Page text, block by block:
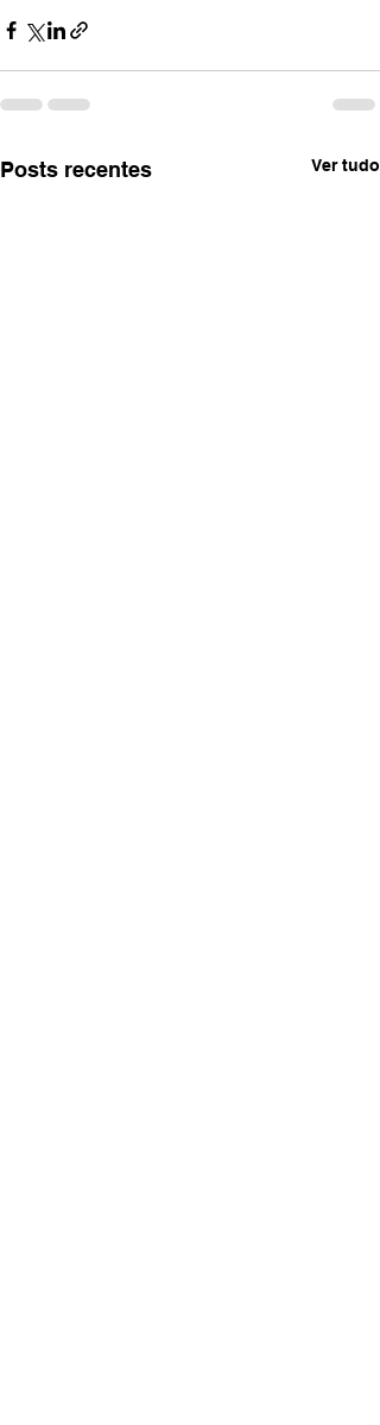
Posts recentes Ver tudo